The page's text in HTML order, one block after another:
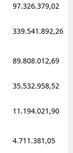
97.326.379,02
339.541.892,26
89.808.012,69
35.532.958,52
11.194.021,90
4.711.381,05